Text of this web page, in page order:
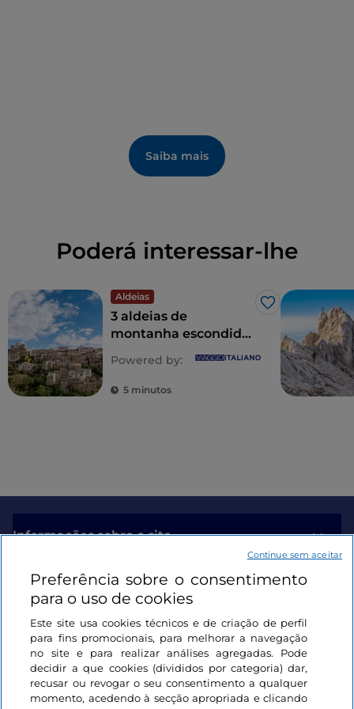
Saiba mais
Poderá interessar-lhe
Aldeias
Gosto
3 aldeias de
montanha escondidas
para descobrir em
Abruzo
Powered by:
5 minutos
Informações sobre o site
Ligações úteis
Iniciar sessão
Mantenha-se em contacto
Preferência sobre o consentimento
para o uso de cookies
Este site usa cookies técnicos e de criação de perfil
para fins promocionais, para melhorar a navegação
no site e para realizar análises agregadas. Pode
decidir a que cookies (divididos por categoria) dar,
recusar ou revogar o seu consentimento a qualquer
momento, acedendo à secção apropriada e clicando
Continue sem aceitar